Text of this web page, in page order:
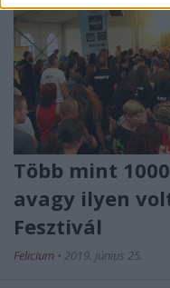
Több mint
avagy ilyen
Fesztivál
Felicium • 2019. június 25.